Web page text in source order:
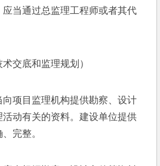
当通过总监理工程师或者其代
底和监理规划）
项目监理机构提供勘察、设计
动有关的资料。建设单位提供
完整。